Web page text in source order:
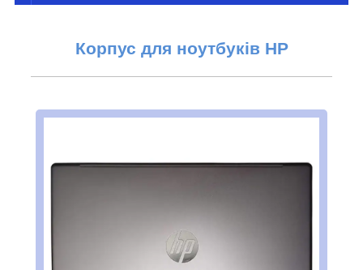
Корпус для ноутбуків HP